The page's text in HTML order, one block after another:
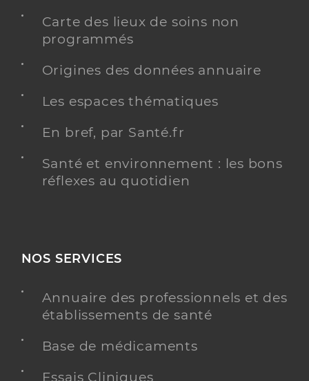
Carte des lieux de soins non
programmés
Origines des données annuaire
Les espaces thématiques
En bref, par Santé.fr
Santé et environnement : les bons
réflexes au quotidien
NOS SERVICES
Annuaire des professionnels et des
établissements de santé
Base de médicaments
Essais Cliniques